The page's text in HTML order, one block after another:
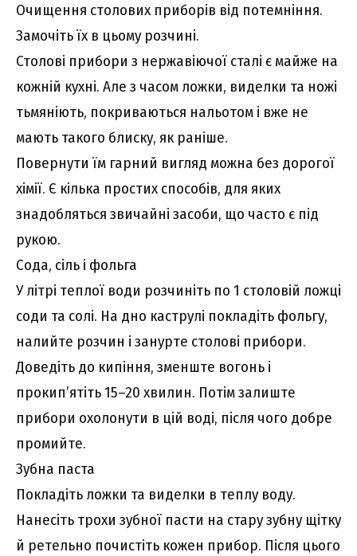
Очищення столових приборів від потемніння.
Замочіть їх в цьому розчині.
Столові прибори з нержавіючої сталі є майже на
кожній кухні. Але з часом ложки, виделки та ножі
тьмяніють, покриваються нальотом і вже не
мають такого блиску, як раніше.
Повернути їм гарний вигляд можна без дорогої
хімії. Є кілька простих способів, для яких
знадобляться звичайні засоби, що часто є під
рукою.
Сода, сіль і фольга
У літрі теплої води розчиніть по 1 столовій ложці
соди та солі. На дно каструлі покладіть фольгу,
налийте розчин і занурте столові прибори.
Доведіть до кипіння, зменште вогонь і
прокип’ятіть 15–20 хвилин. Потім залиште
прибори охолонути в цій воді, після чого добре
промийте.
Зубна паста
Покладіть ложки та виделки в теплу воду.
Нанесіть трохи зубної пасти на стару зубну щітку
й ретельно почистіть кожен прибор. Після цього